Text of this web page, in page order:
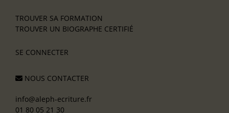
TROUVER SA FORMATION
TROUVER UN BIOGRAPHE CERTIFIÉ
SE CONNECTER
NOUS CONTACTER
info@aleph-ecriture.fr
01 80 05 21 30